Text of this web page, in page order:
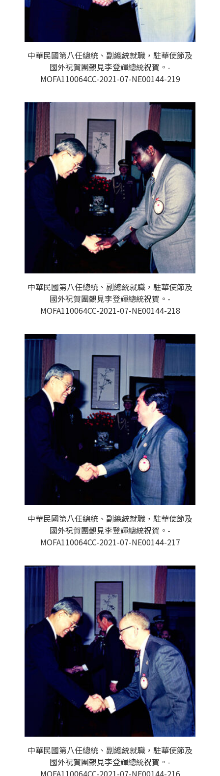
中華民國第八任總統、副總統就職，駐華使節及
國外祝賀團覲見李登輝總統祝賀。-
MOFA110064CC-2021-07-NE00144-219
中華民國第八任總統、副總統就職，駐華使節及
國外祝賀團覲見李登輝總統祝賀。-
MOFA110064CC-2021-07-NE00144-218
中華民國第八任總統、副總統就職，駐華使節及
國外祝賀團覲見李登輝總統祝賀。-
MOFA110064CC-2021-07-NE00144-217
中華民國第八任總統、副總統就職，駐華使節及
國外祝賀團覲見李登輝總統祝賀。-
MOFA110064CC-2021-07-NE00144-216